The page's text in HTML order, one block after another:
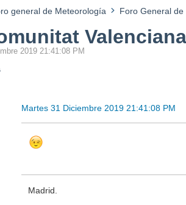
general de Meteorología Foro General de
2019 21:41:08 PM
Martes 31 Diciembre 2019 21:41:08 PM
Madrid.